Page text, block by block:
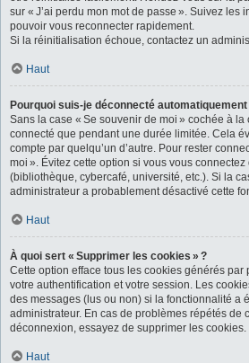
sur « J’ai perdu mon mot de passe ». Suivez les
pouvoir vous reconnecter rapidement.
Si la réinitialisation échoue, contactez un
Haut
Pourquoi suis-je déconnecté automatiquement
Sans la case « Se souvenir de moi » cochée à
connecté que pendant une durée limitée. Cela
compte par quelqu’un d’autre. Pour rester
moi ». Évitez cette option si vous vous
(bibliothèque, cybercafé, université, etc.). Si la
administrateur a probablement désactivé cette
Haut
À quoi sert « Supprimer les cookies » ?
Cette option efface tous les cookies générés par
votre authentification et votre session. Les
des messages (lus ou non) si la fonctionnalité a
administrateur. En cas de problèmes répétés de
déconnexion, essayez de supprimer les cookies.
Haut